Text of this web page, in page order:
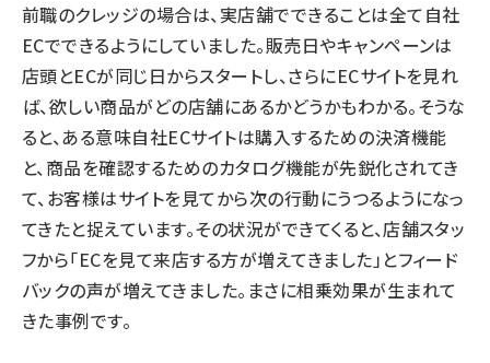
前職のクレッジの場合は、実店舗でできることは全て自社
ECでできるようにしていました。販売日やキャンペーンは
店頭とECが同じ日からスタートし、さらにECサイトを見れ
ば、欲しい商品がどの店舗にあるかどうかもわかる。そうな
ると、ある意味自社ECサイトは購入するための決済機能
と、商品を確認するためのカタログ機能が先鋭化されてき
て、お客様はサイトを見てから次の行動にうつるようになっ
てきたと捉えています。その状況ができてくると、店舗スタッ
フから「ECを見て来店する方が増えてきました」とフィード
バックの声が増えてきました。まさに相乗効果が生まれて
きた事例です。